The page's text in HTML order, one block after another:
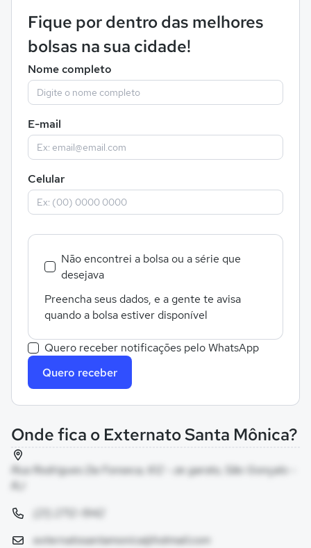
Fique por dentro das melhores
bolsas na sua cidade!
Nome completo
E-mail
Celular
Não encontrei a bolsa ou a série que
desejava
Preencha seus dados, e a gente te avisa
quando a bolsa estiver disponível
Quero receber notificações pelo WhatsApp
Quero receber
Onde fica o Externato Santa Mônica?
Rua Rodrigues Da Fonseca, 612 - ze garoto, São Gonçalo -
(21) 2712-1942
externatosantamonica@hotmail.com